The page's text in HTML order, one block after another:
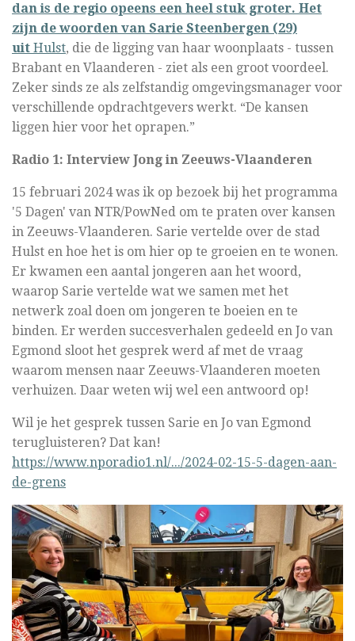
dan is de regio opeens een heel stuk groter. Het
zijn de woorden van Sarie Steenbergen (29)
uit Hulst, die de ligging van haar woonplaats - tussen
Brabant en Vlaanderen - ziet als een groot voordeel.
Zeker sinds ze als zelfstandig omgevingsmanager voor
verschillende opdrachtgevers werkt. “De kansen
liggen hier voor het oprapen.”
Radio 1: Interview Jong in Zeeuws-Vlaanderen
15 februari 2024 was ik op bezoek bij het programma
'5 Dagen' van NTR/PowNed om te praten over kansen
in Zeeuws-Vlaanderen. Sarie vertelde over de stad
Hulst en hoe het is om hier op te groeien en te wonen.
Er kwamen een aantal jongeren aan het woord,
waarop Sarie vertelde wat we samen met het
netwerk zoal doen om jongeren te boeien en te
binden. Er werden succesverhalen gedeeld en Jo van
Egmond sloot het gesprek werd af met de vraag
waarom mensen naar Zeeuws-Vlaanderen moeten
verhuizen. Daar weten wij wel een antwoord op!
Wil je het gesprek tussen Sarie en Jo van Egmond
terugluisteren? Dat kan!
https://www.nporadio1.nl/.../2024-02-15-5-dagen-aan-
de-grens